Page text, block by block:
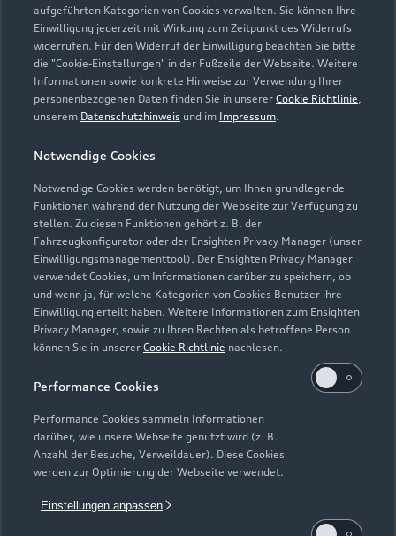
aufgeführten Kategorien von Cookies verwalten. Sie können Ihre
Einwilligung jederzeit mit Wirkung zum Zeitpunkt des Widerrufs
widerrufen. Für den Widerruf der Einwilligung beachten Sie bitte
die "Cookie-Einstellungen" in der Fußzeile der Webseite. Weitere
Informationen sowie konkrete Hinweise zur Verwendung Ihrer
personenbezogenen Daten finden Sie in unserer Cookie Richtlinie,
unserem Datenschutzhinweis und im Impressum.
Notwendige Cookies
Notwendige Cookies werden benötigt, um Ihnen grundlegende
Funktionen während der Nutzung der Webseite zur Verfügung zu
stellen. Zu diesen Funktionen gehört z. B. der
Fahrzeugkonfigurator oder der Ensighten Privacy Manager (unser
Einwilligungsmanagementtool). Der Ensighten Privacy Manager
verwendet Cookies, um Informationen darüber zu speichern, ob
und wenn ja, für welche Kategorien von Cookies Benutzer ihre
Einwilligung erteilt haben. Weitere Informationen zum Ensighten
Privacy Manager, sowie zu Ihren Rechten als betroffene Person
können Sie in unserer Cookie Richtlinie nachlesen.
Performance Cookies
Performance Cookies sammeln Informationen
darüber, wie unsere Webseite genutzt wird (z. B.
Anzahl der Besuche, Verweildauer). Diese Cookies
werden zur Optimierung der Webseite verwendet.
Einstellungen anpassen
Zur Reparatur
Zurück nach oben
Modelle
Elektromodelle
Plug-in-Hybride
Neuwagensuche
Gebrauchtwagensuche
Service & Zubehör
Saisonale Angebote
Audi Services
Support
Über Audi